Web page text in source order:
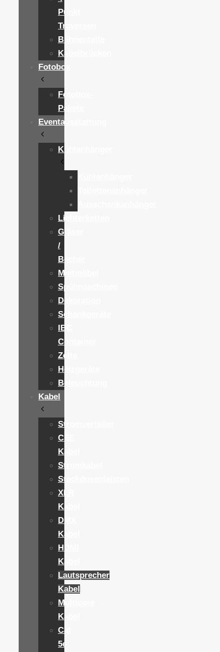
Punkt
Traversen
Bühnenteile
Kabelbrücken
Fotobox
Fotobox-
Pakete
Eventausstattung
Kühlanhänger
Lichterketten
Gläser
/
Becher
Mietmöbel
Spülmaschinen
Dekoration
Schankgeräte
IBC
Container
Zelte
Heizgeräte
Beleuchtung
Kabel
Stromverteiler
CEE
Kabel
Stromkabel
Steckdosenleisten
XLR
Kabel
DMX
Kabel
HDMI
Kabel
Lautsprecher
Kabel
Multicore
Kabel
Cat
5e